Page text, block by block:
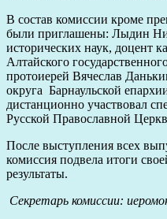
В состав комиссии кроме
были приглашены: Лыдин
исторических наук, доцент
Алтайского
протоиерей Вячеслав
округа Барнаульской
дистанционно участвовал
Русской Православной
После выступления всех
комиссия подвела итоги
результаты.
Секретарь комиссии: